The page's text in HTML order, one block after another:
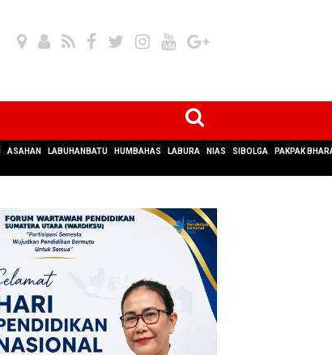
ASAHAN LABUHANBATU HUMBAHAS LABURA NIAS SIBOLGA PAKPAK